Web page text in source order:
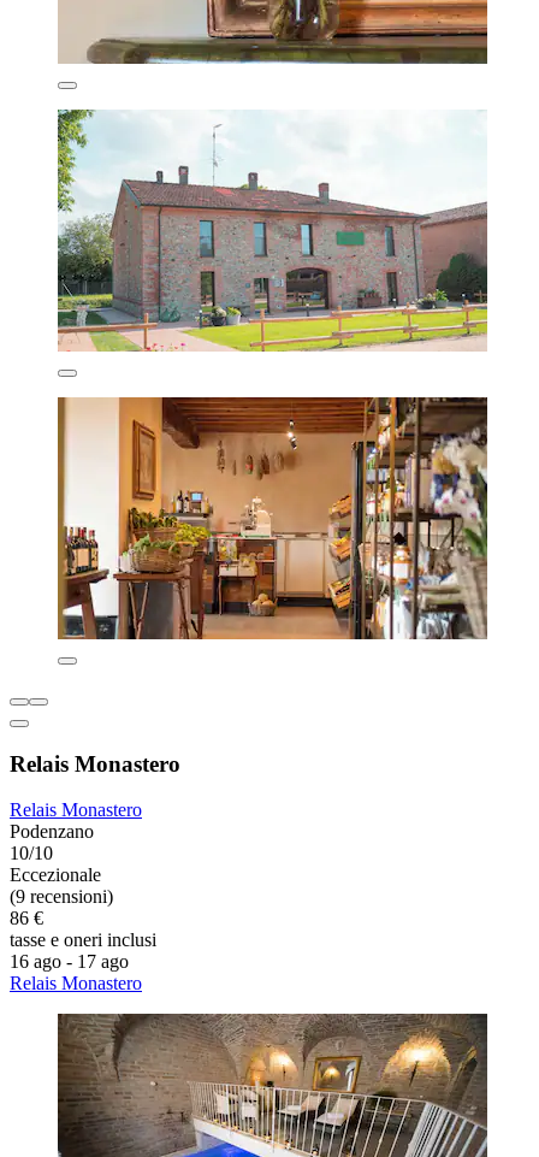
Relais Monastero
Relais Monastero
Podenzano
10/10
Eccezionale
(9 recensioni)
86 €
tasse e oneri inclusi
16 ago - 17 ago
Relais Monastero